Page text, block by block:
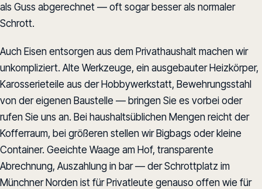
als Guss abgerechnet — oft sogar besser als normaler
Schrott.
Auch Eisen entsorgen aus dem Privathaushalt machen wir
unkompliziert. Alte Werkzeuge, ein ausgebauter Heizkörper,
Karosserieteile aus der Hobbywerkstatt, Bewehrungsstahl
von der eigenen Baustelle — bringen Sie es vorbei oder
rufen Sie uns an. Bei haushaltsüblichen Mengen reicht der
Kofferraum, bei größeren stellen wir Bigbags oder kleine
Container. Geeichte Waage am Hof, transparente
Abrechnung, Auszahlung in bar — der Schrottplatz im
Münchner Norden ist für Privatleute genauso offen wie für